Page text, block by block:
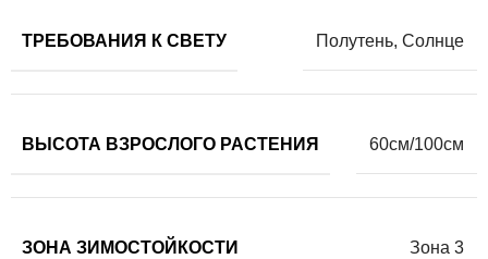
ТРЕБОВАНИЯ К СВЕТУ Полутень, Солнце
ВЫСОТА ВЗРОСЛОГО РАСТЕНИЯ 60см/100см
ЗОНА ЗИМОСТОЙКОСТИ Зона 3